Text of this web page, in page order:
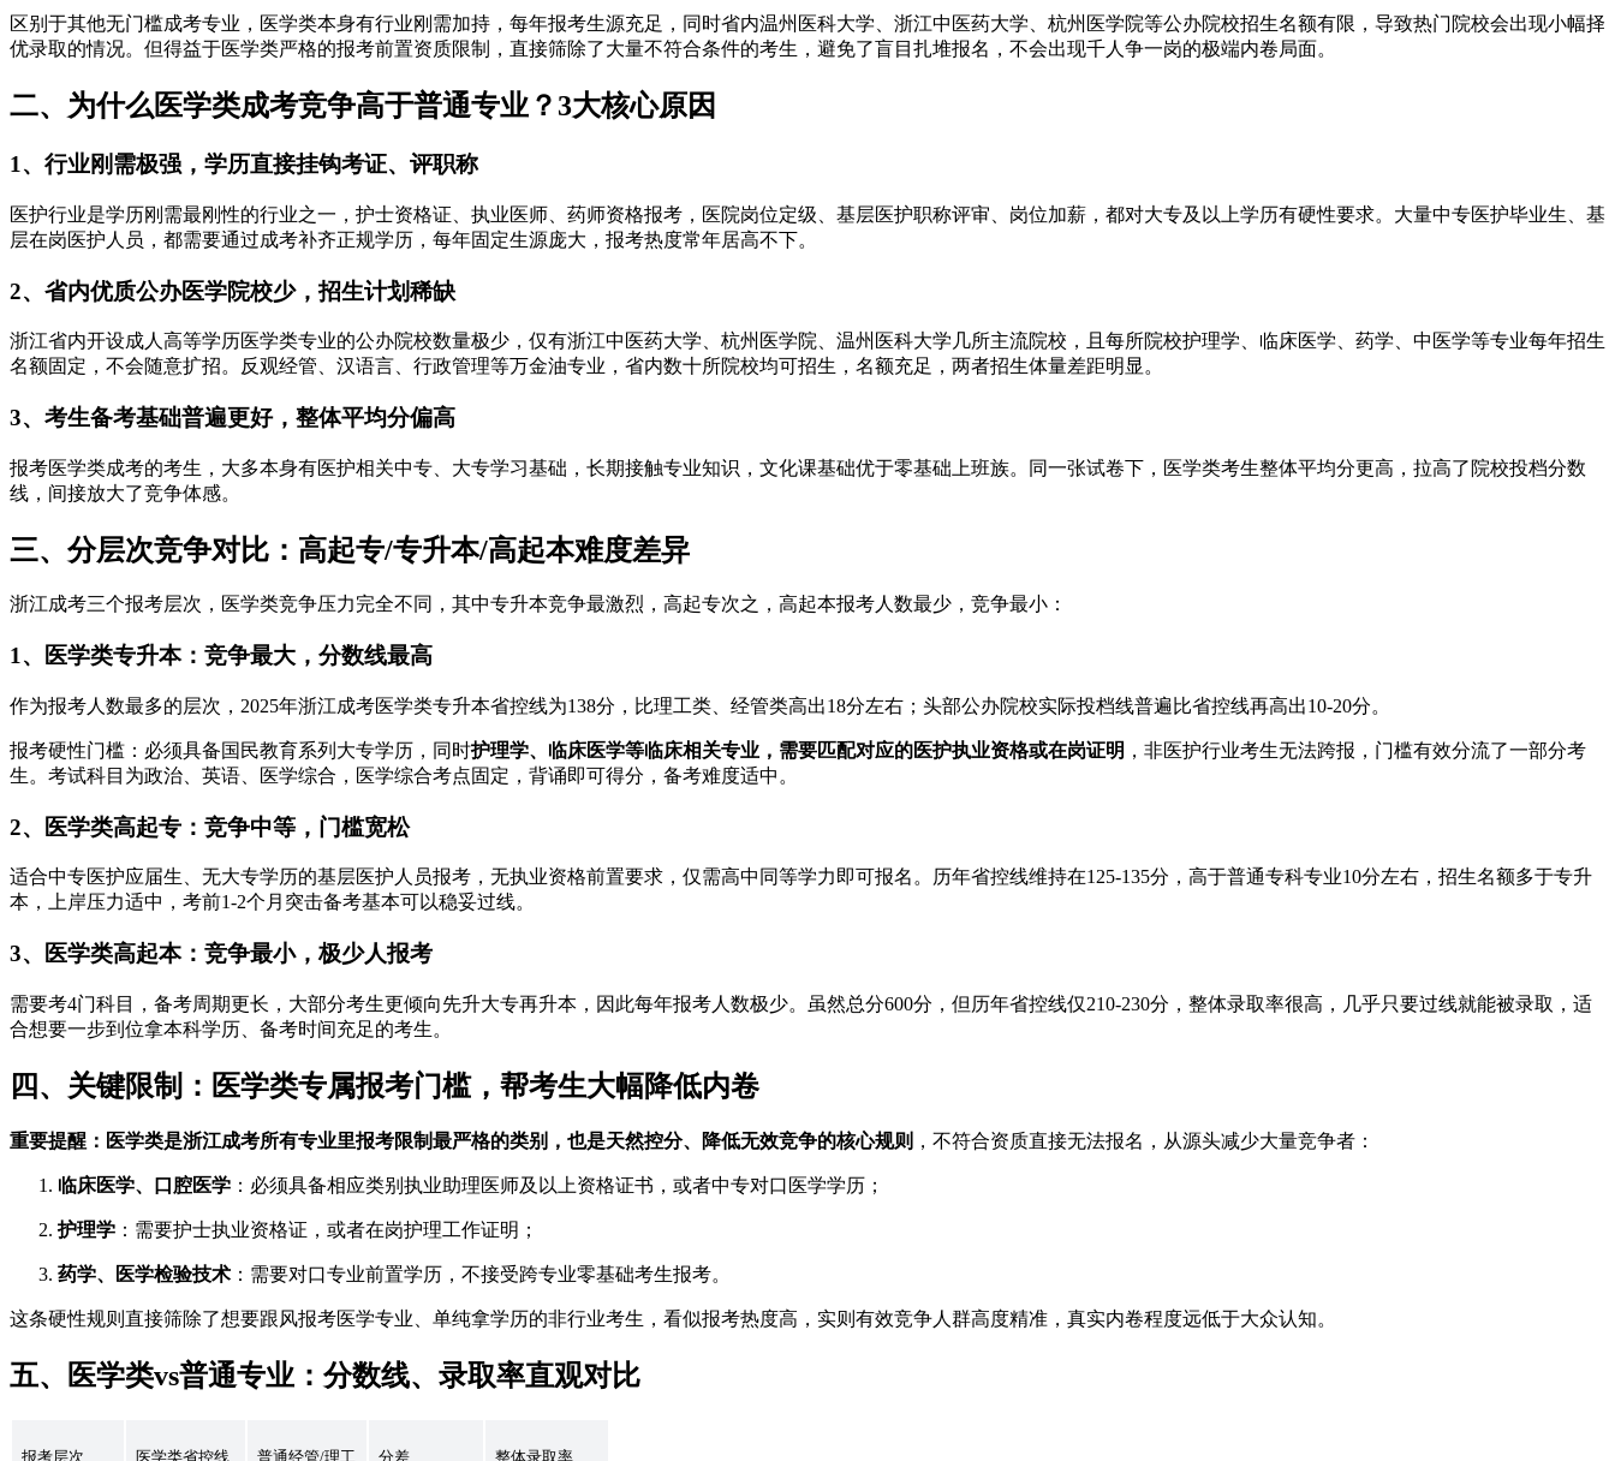
区别于其他无门槛成考专业，医学类本身有行业刚需加持，每年报考生源充足，同时省内温州医科大学、浙江中医药大学、杭州医学院等公办院校招生名额有限，导致热门院校会出现小幅择
优录取的情况。但得益于医学类严格的报考前置资质限制，直接筛除了大量不符合条件的考生，避免了盲目扎堆报名，不会出现千人争一岗的极端内卷局面。
二、为什么医学类成考竞争高于普通专业？3大核心原因
1、行业刚需极强，学历直接挂钩考证、评职称
医护行业是学历刚需最刚性的行业之一，护士资格证、执业医师、药师资格报考，医院岗位定级、基层医护职称评审、岗位加薪，都对大专及以上学历有硬性要求。大量中专医护毕业生、基
层在岗医护人员，都需要通过成考补齐正规学历，每年固定生源庞大，报考热度常年居高不下。
2、省内优质公办医学院校少，招生计划稀缺
浙江省内开设成人高等学历医学类专业的公办院校数量极少，仅有浙江中医药大学、杭州医学院、温州医科大学几所主流院校，且每所院校护理学、临床医学、药学、中医学等专业每年招生
名额固定，不会随意扩招。反观经管、汉语言、行政管理等万金油专业，省内数十所院校均可招生，名额充足，两者招生体量差距明显。
3、考生备考基础普遍更好，整体平均分偏高
报考医学类成考的考生，大多本身有医护相关中专、大专学习基础，长期接触专业知识，文化课基础优于零基础上班族。同一张试卷下，医学类考生整体平均分更高，拉高了院校投档分数
线，间接放大了竞争体感。
三、分层次竞争对比：高起专/专升本/高起本难度差异
浙江成考三个报考层次，医学类竞争压力完全不同，其中专升本竞争最激烈，高起专次之，高起本报考人数最少，竞争最小：
1、医学类专升本：竞争最大，分数线最高
作为报考人数最多的层次，2025年浙江成考医学类专升本省控线为138分，比理工类、经管类高出18分左右；头部公办院校实际投档线普遍比省控线再高出10-20分。
报考硬性门槛：必须具备国民教育系列大专学历，同时护理学、临床医学等临床相关专业，需要匹配对应的医护执业资格或在岗证明 ，非医护行业考生无法跨报，门槛有效分流了一部分考
生。考试科目为政治、英语、医学综合，医学综合考点固定，背诵即可得分，备考难度适中。
2、医学类高起专：竞争中等，门槛宽松
适合中专医护应届生、无大专学历的基层医护人员报考，无执业资格前置要求，仅需高中同等学力即可报名。历年省控线维持在125-135分，高于普通专科专业10分左右，招生名额多于专升
本，上岸压力适中，考前1-2个月突击备考基本可以稳妥过线。
3、医学类高起本：竞争最小，极少人报考
需要考4门科目，备考周期更长，大部分考生更倾向先升大专再升本，因此每年报考人数极少。虽然总分600分，但历年省控线仅210-230分，整体录取率很高，几乎只要过线就能被录取，适
合想要一步到位拿本科学历、备考时间充足的考生。
四、关键限制：医学类专属报考门槛，帮考生大幅降低内卷
重要提醒：医学类是浙江成考所有专业里报考限制最严格的类别，也是天然控分、降低无效竞争的核心规则 ，不符合资质直接无法报名，从源头减少大量竞争者：
临床医学、口腔医学 ：必须具备相应类别执业助理医师及以上资格证书，或者中专对口医学学历；
护理学 ：需要护士执业资格证，或者在岗护理工作证明；
药学、医学检验技术 ：需要对口专业前置学历，不接受跨专业零基础考生报考。
这条硬性规则直接筛除了想要跟风报考医学专业、单纯拿学历的非行业考生，看似报考热度高，实则有效竞争人群高度精准，真实内卷程度远低于大众认知。
五、医学类vs普通专业：分数线、录取率直观对比
报考层次 医学类省控线
普通经管/理工
分差 整体录取率